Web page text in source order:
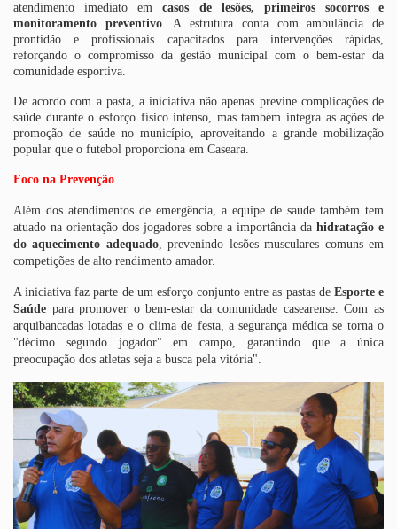
atendimento imediato emcasos de lesões, primeiros socorros e
monitoramento preventivo. A estrutura conta com ambulância de
prontidão e profissionais capacitados para intervenções rápidas,
reforçando o compromisso da gestão municipal com o bem-estar da
comunidade esportiva.
De acordo com a pasta, a iniciativa não apenas previne complicações de
saúde durante o esforço físico intenso, mas também integra as ações de
promoção de saúde no município, aproveitando a grande mobilização
popular que o futebol proporciona em Caseara.
Foco na Prevenção
Além dos atendimentos de emergência, a equipe de saúde também tem
atuado na orientação dos jogadores sobre a importância da hidratação e
do aquecimento adequado, prevenindo lesões musculares comuns em
competições de alto rendimento amador.
A iniciativa faz parte de um esforço conjunto entre as pastas de Esporte e
Saúde para promover o bem-estar da comunidade casearense. Com as
arquibancadas lotadas e o clima de festa, a segurança médica se torna o
"décimo segundo jogador" em campo, garantindo que a única
preocupação dos atletas seja a busca pela vitória".